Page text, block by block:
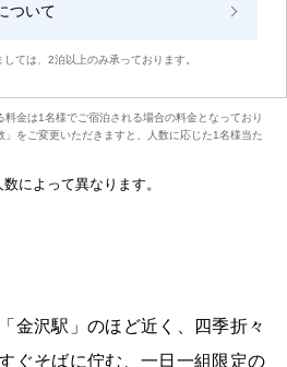
ついて
ては、2泊以上のみ承っております。
金は1名様でご宿泊される場合の料金となっており
」をご変更いただきますと、人数に応じた1名様当た
によって異なります。
金沢駅」のほど近く、四季折々
ぐそばに佇む、一日一組限定の